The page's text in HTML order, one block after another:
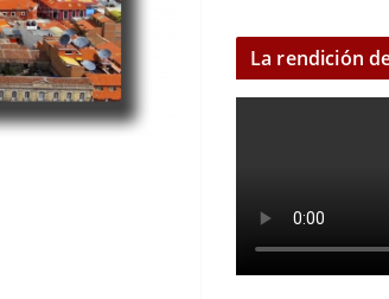
La rendición